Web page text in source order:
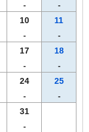
- -
10
-
11
-
17
-
18
-
24
-
25
-
31
-